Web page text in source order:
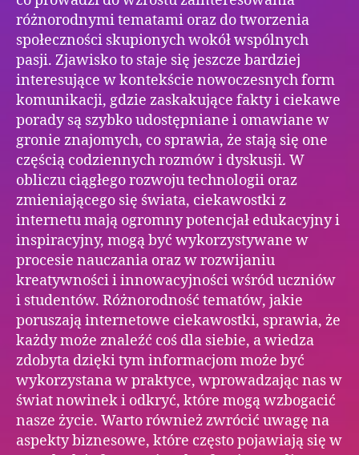
różnorodnymi tematami oraz do tworzenia
społeczności skupionych wokół wspólnych
pasji. Zjawisko to staje się jeszcze bardziej
interesujące w kontekście nowoczesnych form
komunikacji, gdzie zaskakujące fakty i ciekawe
porady są szybko udostępniane i omawiane w
gronie znajomych, co sprawia, że stają się one
częścią codziennych rozmów i dyskusji. W
obliczu ciągłego rozwoju technologii oraz
zmieniającego się świata, ciekawostki z
internetu mają ogromny potencjał edukacyjny i
inspiracyjny, mogą być wykorzystywane w
procesie nauczania oraz w rozwijaniu
kreatywności i innowacyjności wśród uczniów
i studentów. Różnorodność tematów, jakie
poruszają internetowe ciekawostki, sprawia, że
każdy może znaleźć coś dla siebie, a wiedza
zdobyta dzięki tym informacjom może być
wykorzystana w praktyce, wprowadzając nas w
świat nowinek i odkryć, które mogą wzbogacić
nasze życie. Warto również zwrócić uwagę na
aspekty biznesowe, które często pojawiają się w